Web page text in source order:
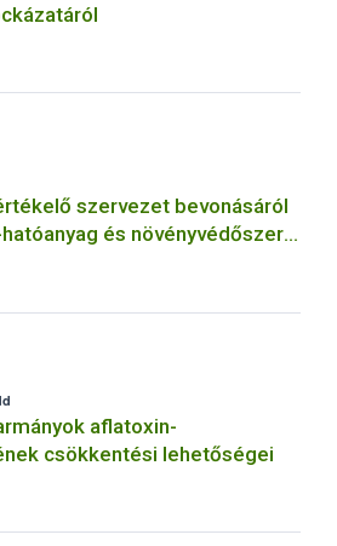
szervezet bevonásáról
és növényvédőszer
továbbá a meglévő engedély
vagy módosítására irányuló
aflatoxin-
csökkentési lehetőségei